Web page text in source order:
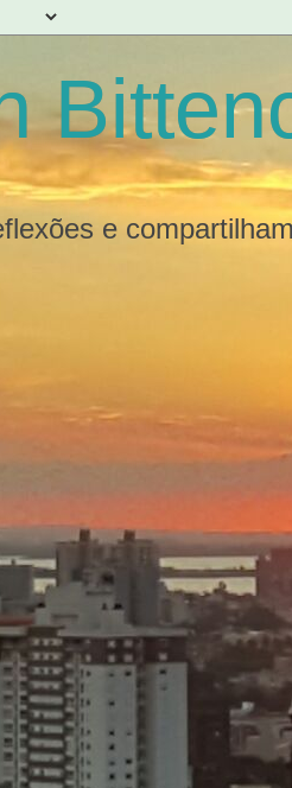
e